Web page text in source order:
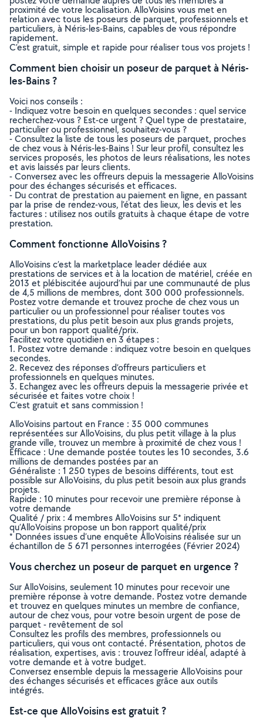
proximité de votre localisation. AlloVoisins vous met en
relation avec tous les poseurs de parquet, professionnels et
particuliers, à Néris-les-Bains, capables de vous répondre
rapidement.
C’est gratuit, simple et rapide pour réaliser tous vos projets !
Comment bien choisir un poseur de parquet à Néris-
les-Bains ?
Voici nos conseils :
- Indiquez votre besoin en quelques secondes : quel service
recherchez-vous ? Est-ce urgent ? Quel type de prestataire,
particulier ou professionnel, souhaitez-vous ?
- Consultez la liste de tous les poseurs de parquet, proches
de chez vous à Néris-les-Bains ! Sur leur profil, consultez les
services proposés, les photos de leurs réalisations, les notes
et avis laissés par leurs clients.
- Conversez avec les offreurs depuis la messagerie AlloVoisins
pour des échanges sécurisés et efficaces.
- Du contrat de prestation au paiement en ligne, en passant
par la prise de rendez-vous, l’état des lieux, les devis et les
factures : utilisez nos outils gratuits à chaque étape de votre
prestation.
Comment fonctionne AlloVoisins ?
AlloVoisins c’est la marketplace leader dédiée aux
prestations de services et à la location de matériel, créée en
2013 et plébiscitée aujourd’hui par une communauté de plus
de 4,5 millions de membres, dont 300 000 professionnels.
Postez votre demande et trouvez proche de chez vous un
particulier ou un professionnel pour réaliser toutes vos
prestations, du plus petit besoin aux plus grands projets,
pour un bon rapport qualité/prix.
Facilitez votre quotidien en 3 étapes :
1. Postez votre demande : indiquez votre besoin en quelques
secondes.
2. Recevez des réponses d’offreurs particuliers et
professionnels en quelques minutes.
3. Echangez avec les offreurs depuis la messagerie privée et
sécurisée et faites votre choix !
C’est gratuit et sans commission !
AlloVoisins partout en France : 35 000 communes
représentées sur AlloVoisins, du plus petit village à la plus
grande ville, trouvez un membre à proximité de chez vous !
Efficace : Une demande postée toutes les 10 secondes, 3.6
millions de demandes postées par an
Généraliste : 1 250 types de besoins différents, tout est
possible sur AlloVoisins, du plus petit besoin aux plus grands
projets.
Rapide : 10 minutes pour recevoir une première réponse à
votre demande
Qualité / prix : 4 membres AlloVoisins sur 5* indiquent
qu’AlloVoisins propose un bon rapport qualité/prix
* Données issues d’une enquête AlloVoisins réalisée sur un
échantillon de 5 671 personnes interrogées (Février 2024)
Vous cherchez un poseur de parquet en urgence ?
Sur AlloVoisins, seulement 10 minutes pour recevoir une
première réponse à votre demande. Postez votre demande
et trouvez en quelques minutes un membre de confiance,
autour de chez vous, pour votre besoin urgent de pose de
parquet - revêtement de sol
Consultez les profils des membres, professionnels ou
particuliers, qui vous ont contacté. Présentation, photos de
réalisation, expertises, avis : trouvez l'offreur idéal, adapté à
votre demande et à votre budget.
Conversez ensemble depuis la messagerie AlloVoisins pour
des échanges sécurisés et efficaces grâce aux outils
intégrés.
Est-ce que AlloVoisins est gratuit ?